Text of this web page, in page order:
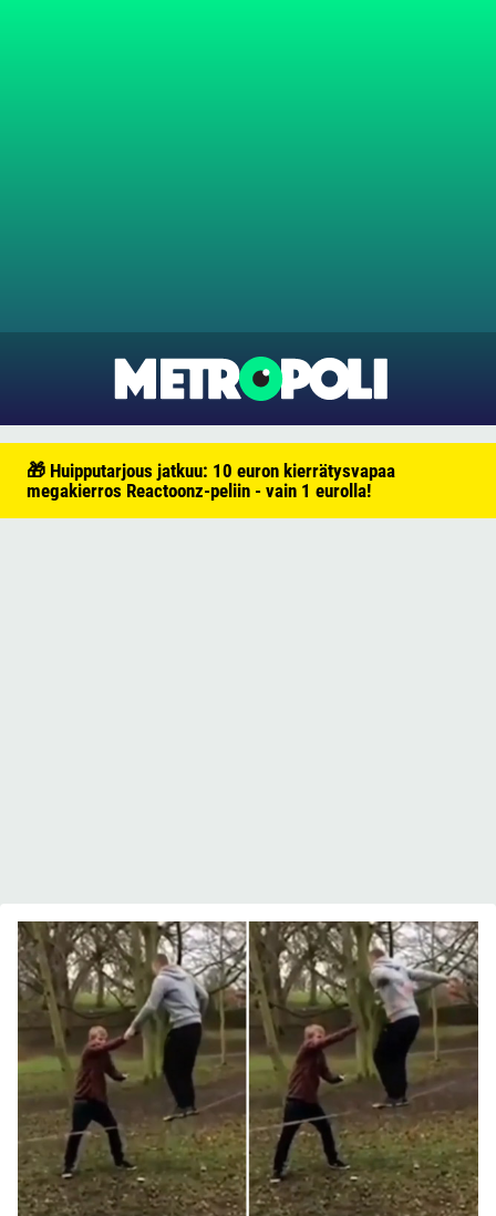
🎁 Huipputarjous jatkuu: 10 euron kierrätysvapaa
megakierros Reactoonz-peliin - vain 1 eurolla!